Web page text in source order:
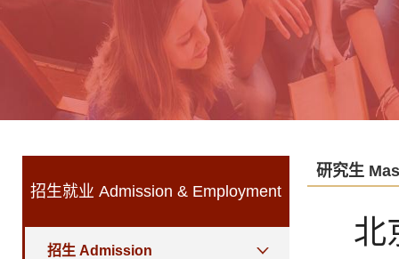
招生就业 Admission & Employment
招生 Admission
研究生
北